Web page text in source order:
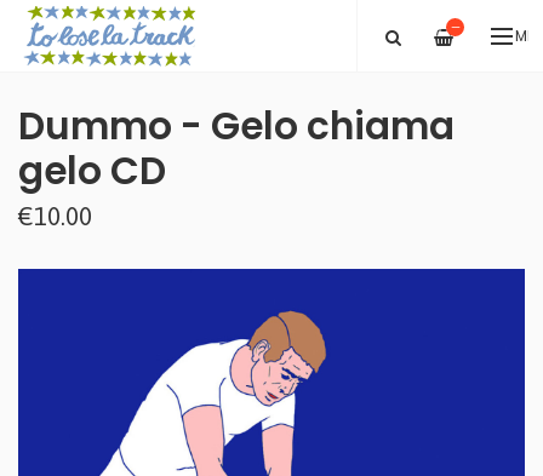
—
Dummo - Gelo chiama
gelo CD
€10.00